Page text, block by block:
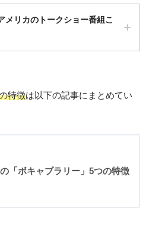
リカのトークショー番組こ
いいけど、トー
切れず、発話量
特徴は以下の記事にまとめてい
「ボキャブラリー」5つの特徴